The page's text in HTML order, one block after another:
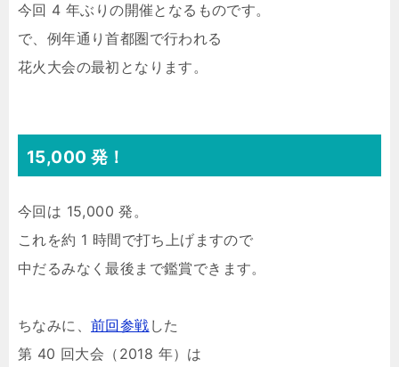
今回 4 年ぶりの開催となるものです。
で、例年通り首都圏で行われる
花火大会の最初となります。
15,000 発！
今回は 15,000 発。
これを約 1 時間で打ち上げますので
中だるみなく最後まで鑑賞できます。
ちなみに、 前回参戦 した
第 40 回大会（2018 年）は